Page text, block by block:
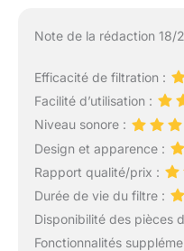
Note de la rédaction 18/
Efficacité de filtration :
Facilité d’utilisation :
Niveau sonore :
Design et apparence :
Rapport qualité/prix :
Durée de vie du filtre :
Disponibilité des pièces
Fonctionnalités